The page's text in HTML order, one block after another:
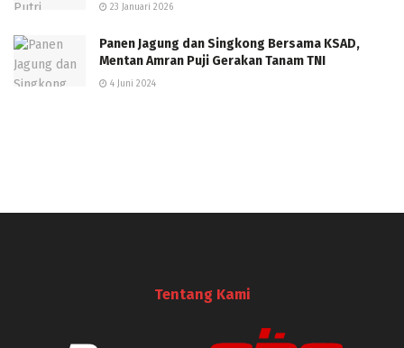
23 Januari 2026
Panen Jagung dan Singkong Bersama KSAD,
Mentan Amran Puji Gerakan Tanam TNI
4 Juni 2024
Tentang Kami